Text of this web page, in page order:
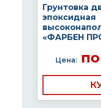
Грунтовка
эпоксидная
«ФАРБЕН
Цена:по